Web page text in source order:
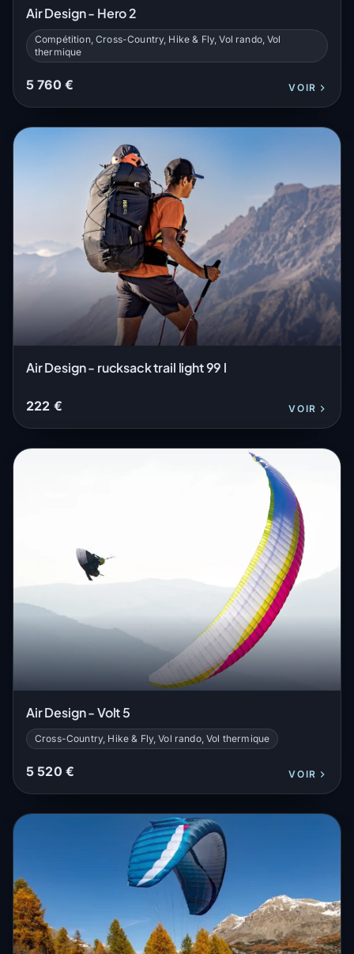
Air Design - Hero 2
Compétition, Cross-Country, Hike & Fly, Vol rando, Vol
thermique
5 760 € VOIR
Air Design - rucksack trail light 99 l
222 € VOIR
Air Design - Volt 5
Cross-Country, Hike & Fly, Vol rando, Vol thermique
5 520 € VOIR